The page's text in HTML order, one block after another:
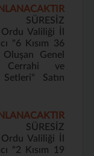
SÜRESİZ
Ordu Valiliği İl
"6 Kısım 36
Genel
ve
Satın
SÜRESİZ
Ordu Valiliği İl
"2 Kısım 19